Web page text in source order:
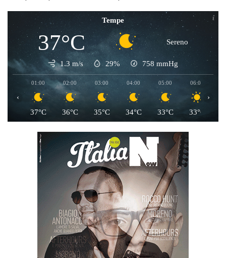
Tempe
37°C Sereno
1.3 m/s 29% 758 mmHg
01:00
37°C
02:00
36°C
03:00
35°C
04:00
34°C
05:00
33°C
06:00
33°C
‹ ›